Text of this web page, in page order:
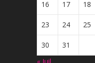
16 17 18
23 24 25
30
31